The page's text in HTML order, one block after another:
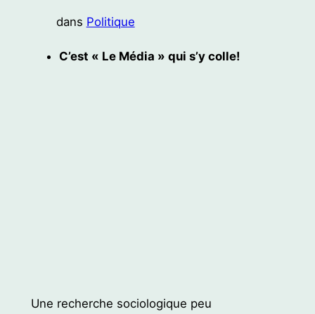
dans Politique
C’est « Le Média » qui s’y colle!
Une recherche sociologique peu